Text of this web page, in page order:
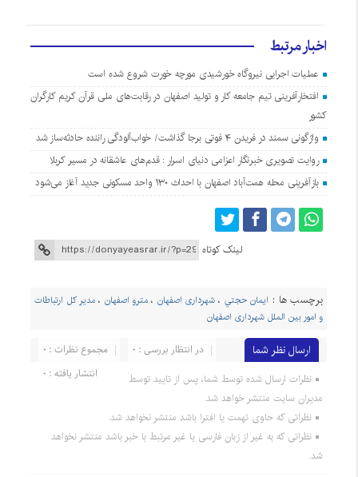
اخبار مرتبط
عملیات اجرایی نیروگاه خورشیدی مورچه خورت شروع شده است
افتخارآفرینی تیم جامعه کار و تولید اصفهان در رقابت‌های ملی قرآن کریم کارگران
کشور
واژگونی سمند در فریدن ۴ فوتی برجا گذاشت/ خواب‌آلودگی راننده حادثه‌ساز شد
روایت تصویری خبرنگار اعزامی دنیای اسرار : قدم‌های عاشقانه در مسیر کربلا
بازآفرینی محله همت‌آباد اصفهان با احداث ۱۳۰ واحد مسکونی جدید آغاز می‌شود
لینک کوتاه
برچسب ها : ايمان حجتي ، شهرداری اصفهان ، مترو اصفهان ،مدیر کل ارتباطات
و امور بین الملل شهرداری اصفهان
ارسال نظر شما مجموع نظرات : 0
در انتظار بررسی : 0
انتشار یافته : 0
نظرات ارسال شده توسط شما، پس از تایید توسط
مدیران سایت منتشر خواهد شد.
نظراتی که حاوی تهمت یا افترا باشد منتشر نخواهد شد.
نظراتی که به غیر از زبان فارسی یا غیر مرتبط با خبر باشد منتشر نخواهد
شد.